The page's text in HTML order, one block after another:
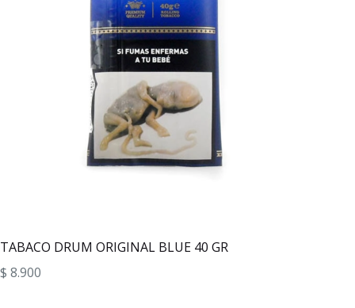
TABACO DRUM ORIGINAL BLUE 40 GR
$ 8.900